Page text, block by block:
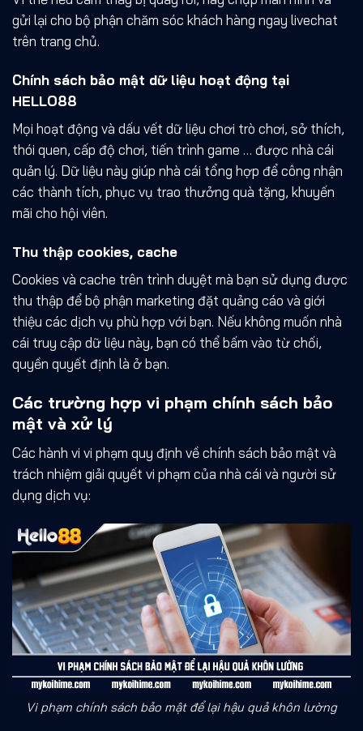
gửi lại cho bộ phận chăm sóc khách hàng ngay livechat
trên trang chủ.
Chính sách bảo mật dữ liệu hoạt động tại
HELLO88
Mọi hoạt động và dấu vết dữ liệu chơi trò chơi, sở thích,
thói quen, cấp độ chơi, tiến trình game … được nhà cái
quản lý. Dữ liệu này giúp nhà cái tổng hợp để công nhận
các thành tích, phục vụ trao thưởng quà tặng, khuyến
mãi cho hội viên.
Thu thập cookies, cache
Cookies và cache trên trình duyệt mà bạn sử dụng được
thu thập để bộ phận marketing đặt quảng cáo và giới
thiệu các dịch vụ phù hợp với bạn. Nếu không muốn nhà
cái truy cập dữ liệu này, bạn có thể bấm vào từ chối,
quyền quyết định là ở bạn.
Các trường hợp vi phạm chính sách bảo
mật và xử lý
Các hành vi vi phạm quy định vềchính sách bảo mật và
trách nhiệm giải quyết vi phạm của nhà cái và người sử
dụng dịch vụ:
Vi phạm chính sách bảo mật để lại hậu quả khôn lường